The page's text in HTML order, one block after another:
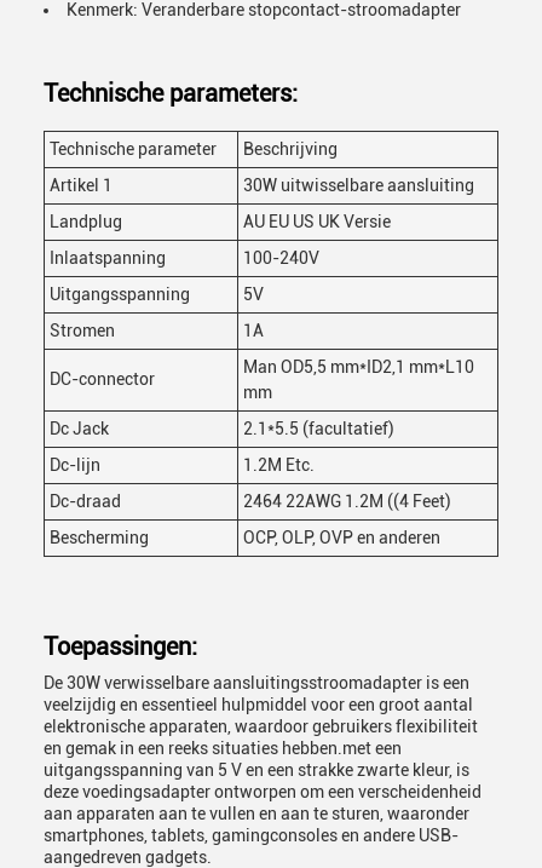
Kenmerk: Veranderbare stopcontact-stroomadapter
Technische parameters:
Technische parameter
Beschrijving
Artikel 1
30W uitwisselbare aansluiting
Landplug
AU EU US UK Versie
Inlaatspanning
100-240V
Uitgangsspanning
5V
Stromen
1A
DC-connector
Man OD5,5 mm*ID2,1 mm*L10
mm
Dc Jack
2.1*5.5 (facultatief)
Dc-lijn
1.2M Etc.
Dc-draad
2464 22AWG 1.2M ((4 Feet)
Bescherming
OCP, OLP, OVP en anderen
Toepassingen:
De 30W verwisselbare aansluitingsstroomadapter is een
veelzijdig en essentieel hulpmiddel voor een groot aantal
elektronische apparaten, waardoor gebruikers flexibiliteit
en gemak in een reeks situaties hebben.met een
uitgangsspanning van 5 V en een strakke zwarte kleur, is
deze voedingsadapter ontworpen om een verscheidenheid
aan apparaten aan te vullen en aan te sturen, waaronder
smartphones, tablets, gamingconsoles en andere USB-
aangedreven gadgets.